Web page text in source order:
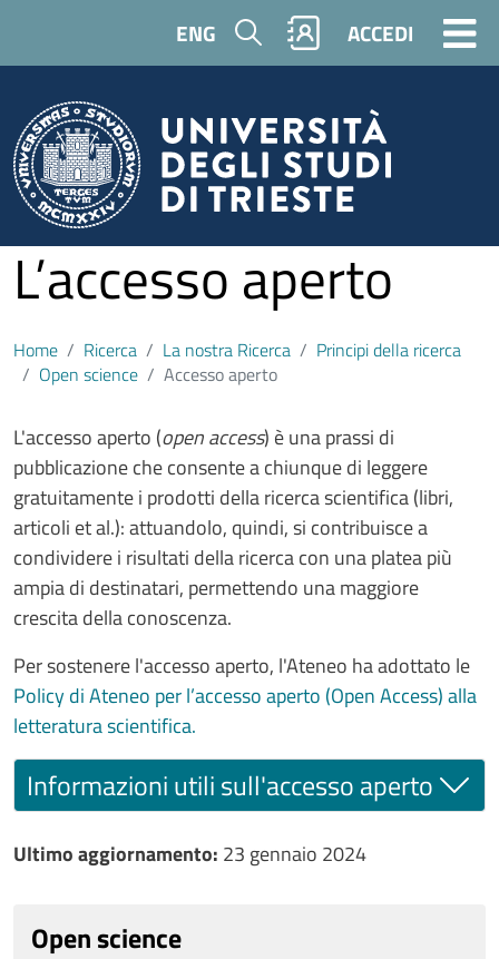
ENG Cerca ACCEDI
L’accesso aperto
Home Ricerca La nostra Ricerca
Principi della ricerca
Open science
Accesso aperto
Contenuto
L'accesso aperto (open access) è una prassi di
pubblicazione che consente a chiunque di leggere
gratuitamente i prodotti della ricerca scientifica (libri,
articoli et al.): attuandolo, quindi, si contribuisce a
condividere i risultati della ricerca con una platea più
ampia di destinatari, permettendo una maggiore
crescita della conoscenza.
Per sostenere l'accesso aperto, l'Ateneo ha adottato le
Policy di Ateneo per l’accesso aperto (Open Access) alla
letteratura scientifica.
Informazioni utili sull'accesso aperto
Ultimo aggiornamento
Ultimo aggiornamento: 23 gennaio 2024
Open science